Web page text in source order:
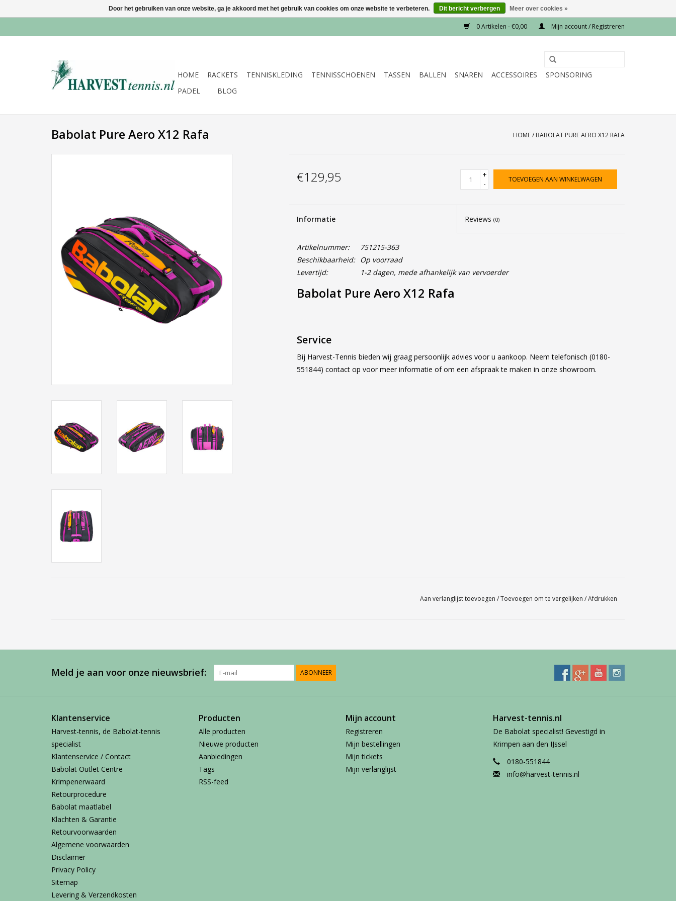
0 Artikelen - €0,00 Mijn account / Registreren
HOME RACKETS TENNISKLEDING TENNISSCHOENEN TASSEN BALLEN SNAREN ACCESSOIRES
SPONSORING
PADEL
BLOG
Babolat Pure Aero X12 Rafa HOME/ BABOLAT PURE AERO X12 RAFA
€129,95
+
-
TOEVOEGEN AAN WINKELWAGEN
Informatie Reviews(0)
Artikelnummer:
751215-363
Beschikbaarheid:
Op voorraad
Levertijd:
1-2 dagen, mede afhankelijk van vervoerder
Babolat Pure Aero X12 Rafa
Service
Bij Harvest-Tennis bieden wij graag persoonlijk advies voor u aankoop. Neem telefonisch (0180-
551844) contact op voor meer informatie of om een afspraak te maken in onze showroom.
Aan verlanglijst toevoegen /Toevoegen om te vergelijken /Afdrukken
Meld je aan voor onze nieuwsbrief: ABONNEER
Klantenservice
Harvest-tennis, de Babolat-tennis
specialist
Klantenservice / Contact
Babolat Outlet Centre
Krimpenerwaard
Retourprocedure
Babolat maatlabel
Klachten & Garantie
Retourvoorwaarden
Algemene voorwaarden
Disclaimer
Privacy Policy
Sitemap
Levering & Verzendkosten
Producten
Alle producten
Nieuwe producten
Aanbiedingen
Tags
RSS-feed
Mijn account
Registreren
Mijn bestellingen
Mijn tickets
Mijn verlanglijst
Harvest-tennis.nl
De Babolat specialist! Gevestigd in
Krimpen aan den IJssel
0180-551844
info@harvest-tennis.nl
Door het gebruiken van onze website, ga je akkoord met het gebruik van cookies om onze website te verbeteren. Dit bericht verbergen Meer over cookies »